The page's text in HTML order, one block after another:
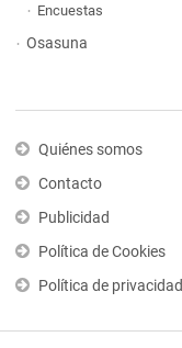
Encuestas
Osasuna
Quiénes somos
Contacto
Publicidad
Política de Cookies
Política de privacidad